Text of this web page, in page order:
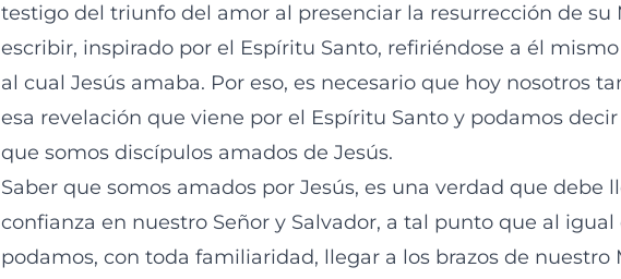
testigo del triunfo del amor al presenciar la resurrección de su
escribir, inspirado por el Espíritu Santo, refiriéndose a él
al cual Jesús amaba. Por eso, es necesario que hoy nosotros
esa revelación que viene por el Espíritu Santo y podamos
que somos discípulos amados de Jesús.
Saber que somos amados por Jesús, es una verdad que debe
confianza en nuestro Señor y Salvador, a tal punto que al igual
podamos, con toda familiaridad, llegar a los brazos de nuestro